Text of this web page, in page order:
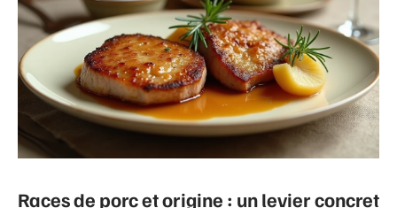
Races de porc et origine : un levier concret